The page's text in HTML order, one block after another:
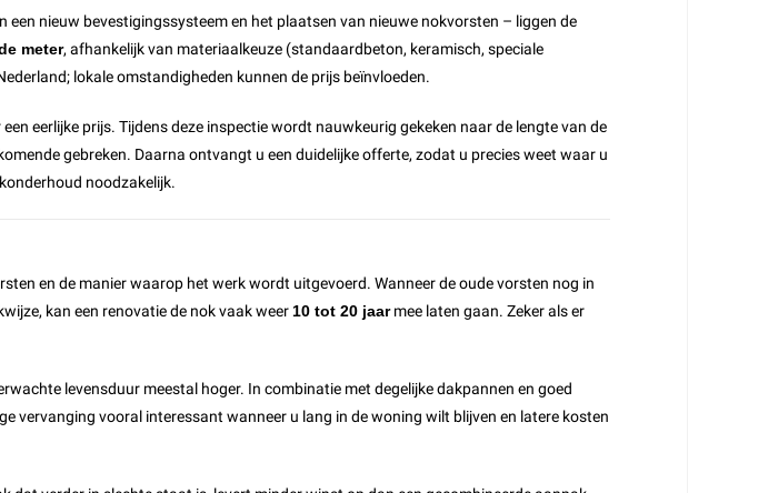
nieuw bevestigingssysteem en het plaatsen van nieuwe nokvorsten – liggen de
meter, afhankelijk van materiaalkeuze (standaardbeton, keramisch, speciale
lokale omstandigheden kunnen de prijs beïnvloeden.
eerlijke prijs. Tijdens deze inspectie wordt nauwkeurig gekeken naar de lengte van de
gebreken. Daarna ontvangt u een duidelijke offerte, zodat u precies weet waar u
noodzakelijk.
en de manier waarop het werk wordt uitgevoerd. Wanneer de oude vorsten nog in
kan een renovatie de nok vaak weer 10 tot 20 jaarmee laten gaan. Zeker als er
levensduur meestal hoger. In combinatie met degelijke dakpannen en goed
vervanging vooral interessant wanneer u lang in de woning wilt blijven en latere kosten